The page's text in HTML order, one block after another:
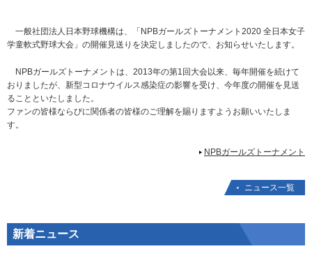
一般社団法人日本野球機構は、「NPBガールズトーナメント2020 全日本女子
学童軟式野球大会」の開催見送りを決定しましたので、お知らせいたします。
NPBガールズトーナメントは、2013年の第1回大会以来、毎年開催を続けて
おりましたが、新型コロナウイルス感染症の影響を受け、今年度の開催を見送
ることといたしました。
ファンの皆様ならびに関係者の皆様のご理解を賜りますようお願いいたしま
す。
NPBガールズトーナメント
ニュース一覧
新着ニュース